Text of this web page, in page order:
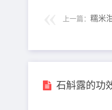
上一篇： 糯米
石斛露的功